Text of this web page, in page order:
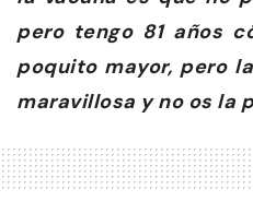
pero tengo 81 años
poquito mayor, pero
maravillosa y no os la